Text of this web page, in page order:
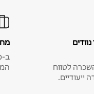
לטווח